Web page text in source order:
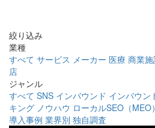
絞り込み
業種
すべて サービス メーカー 医療 商業施
店
ジャンル
すべて SNS インバウンド インバウン
キング ノウハウ ローカルSEO（
導入事例 業界別 独自調査